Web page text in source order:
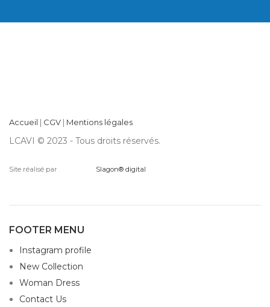
Accueil | CGV | Mentions légales
LCAVI © 2023 - Tous droits réservés.
Site réalisé par Slagon® digital
FOOTER MENU
Instagram profile
New Collection
Woman Dress
Contact Us